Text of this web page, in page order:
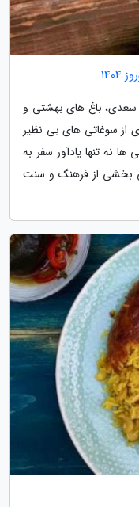
سعدی، باغ های بهشتی و
از سوغاتی های بی نظیر
ها نه تنها یادآور سفر به
بخشی از فرهنگ و سنت